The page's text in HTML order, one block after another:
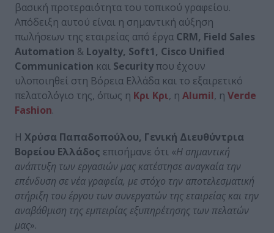
βασική προτεραιότητα του τοπικού γραφείου.
Απόδειξη αυτού είναι η σημαντική αύξηση
πωλήσεων της εταιρείας από έργα CRM, Field Sales
Automation & Loyalty, Soft1, Cisco Unified
Communication και Securityπου έχουν
υλοποιηθεί στη Βόρεια Ελλάδα και το εξαιρετικό
πελατολόγιο της, όπως η Κρι Κρι, η Alumil, η Verde
Fashion.
Η Χρύσα Παπαδοπούλου, Γενική Διευθύντρια
Βορείου Ελλάδος επισήμανε ότι «Η σημαντική
ανάπτυξη των εργασιών μας κατέστησε αναγκαία την
επένδυση σε νέα γραφεία, με στόχο την αποτελεσματική
στήριξη του έργου των συνεργατών της εταιρείας και την
αναβάθμιση της εμπειρίας εξυπηρέτησης των πελατών
μας».